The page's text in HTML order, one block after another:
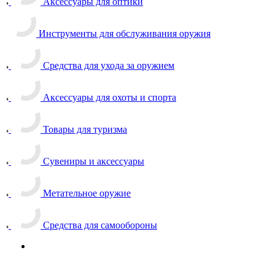
Инструменты для обслуживания оружия
Средства для ухода за оружием
Аксессуары для охоты и спорта
Товары для туризма
Сувениры и аксессуары
Метательное оружие
Средства для самообороны